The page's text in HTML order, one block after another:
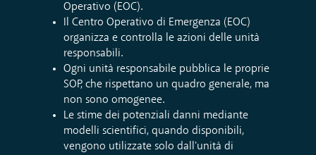
Operativo (EOC).
Il Centro Operativo di Emergenza (EOC)
organizza e controlla le azioni delle unità
responsabili.
Ogni unità responsabile pubblica le proprie
SOP, che rispettano un quadro generale, ma
non sono omogenee.
Le stime dei potenziali danni mediante
modelli scientifici, quando disponibili,
vengono utilizzate solo dall'unità di